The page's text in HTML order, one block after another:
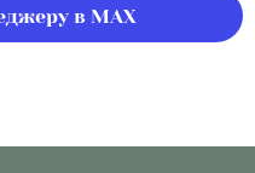
в MAX